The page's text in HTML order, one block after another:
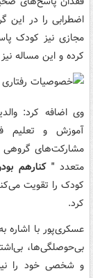
اضطرابی را در
مجازی نیز کودک
کرده و این مساله
وی اضافه کرد:
آموزش و تعلیم
مشارکت‌های گروهی
متعدد" کنارهم
کودک را تقویت
کرد.
عسکری‌پور با اشاره
بی‌حوصلگی‌ها،
و شخصی خود را